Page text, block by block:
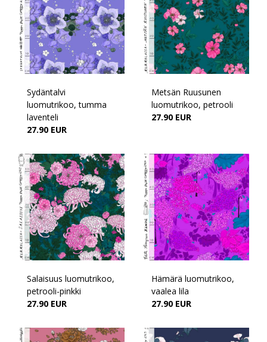
Sydäntalvi
luomutrikoo, tumma
laventeli
27.90 EUR
Metsän Ruusunen
luomutrikoo, petrooli
27.90 EUR
Salaisuus luomutrikoo,
petrooli-pinkki
27.90 EUR
Hämärä luomutrikoo,
vaalea lila
27.90 EUR